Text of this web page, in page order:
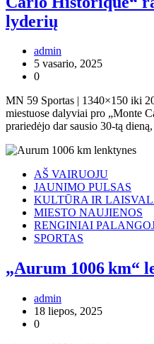
lyderių
admin
5 vasario, 2025
0
MN 59 Sportas | 1340×150 iki
miestuose dalyviai pro „Monte
prariedėjo dar sausio 30-tą
AŠ VAIRUOJU
JAUNIMO PULSAS
KULTŪRA IR
MIESTO NAUJIENOS
RENGINIAI
SPORTAS
„Aurum 1006 km“
admin
18 liepos, 2025
0